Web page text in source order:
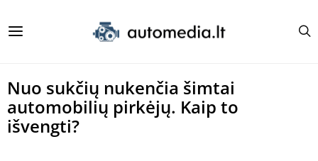
Nuo sukčių nukenčia šimtai
automobilių pirkėjų. Kaip to
išvengti?